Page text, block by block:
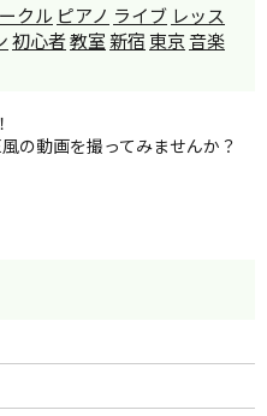
クル ピアノ ライブ レッス
初心者教室 新宿 東京音楽
の動画を撮ってみませんか？